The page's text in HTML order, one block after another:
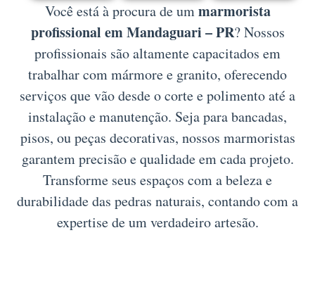
Você está à procura de ummarmorista
profissional em Mandaguari – PR? Nossos
profissionais são altamente capacitados em
trabalhar com mármore e granito, oferecendo
serviços que vão desde o corte e polimento até a
instalação e manutenção. Seja para bancadas,
pisos, ou peças decorativas, nossos marmoristas
garantem precisão e qualidade em cada projeto.
Transforme seus espaços com a beleza e
durabilidade das pedras naturais, contando com a
expertise de um verdadeiro artesão.